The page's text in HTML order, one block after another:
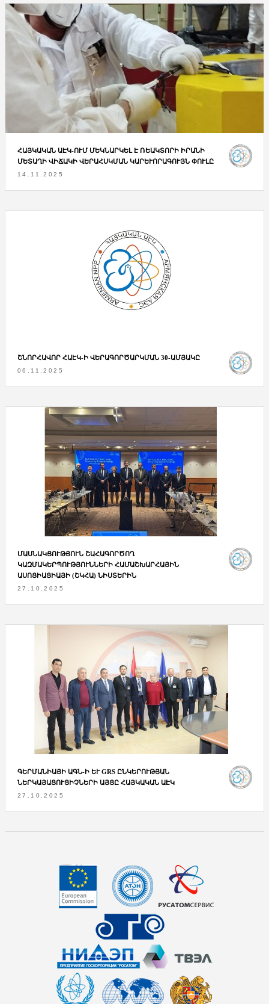
ՀԱՅԿԱԿԱՆ ԱԷԿ-ՈՒՄ ՄԵԿՆԱՐԿԵԼ Է ՌԵԱԿՏՈՐԻ ԻՐԱՆԻ
ՄԵՏԱՂԻ ՎԻՃԱԿԻ ՎԵՐԱՀՍԿՄԱՆ ԿԱՐԵՒՈՐԱԳՈՒՅՆ ՓՈՒԼԸ
14.11.2025
ՇՆՈՐՀԱՎՈՐ ՀԱԷԿ-Ի ՎԵՐԱԳՈՐԾԱՐԿՄԱՆ 30-ԱՄՅԱԿԸ
06.11.2025
ՄԱՍՆԱԿՑՈՒԹՅՈՒՆ ՇԱՀԱԳՈՐԾՈՂ
ԿԱԶՄԱԿԵՐՊՈՒԹՅՈՒՆՆԵՐԻ ՀԱՄԱՇԽԱՐՀԱՅԻՆ
ԱՍՈՑԻԱՑԻԱՅԻ (ՇԿՀԱ) ՆԻՍՏԵՐԻՆ
27.10.2025
ԳԵՐՄԱՆԻԱՅԻ ԱԳՆ-Ի ԵՒ GRS ԸՆԿԵՐՈՒԹՅԱՆ Ն
ԵՐԿԱՅԱՑՈՒՑԻՉՆԵՐԻ ԱՅՑԸ ՀԱՅԿԱԿԱՆ ԱԷԿ
27.10.2025